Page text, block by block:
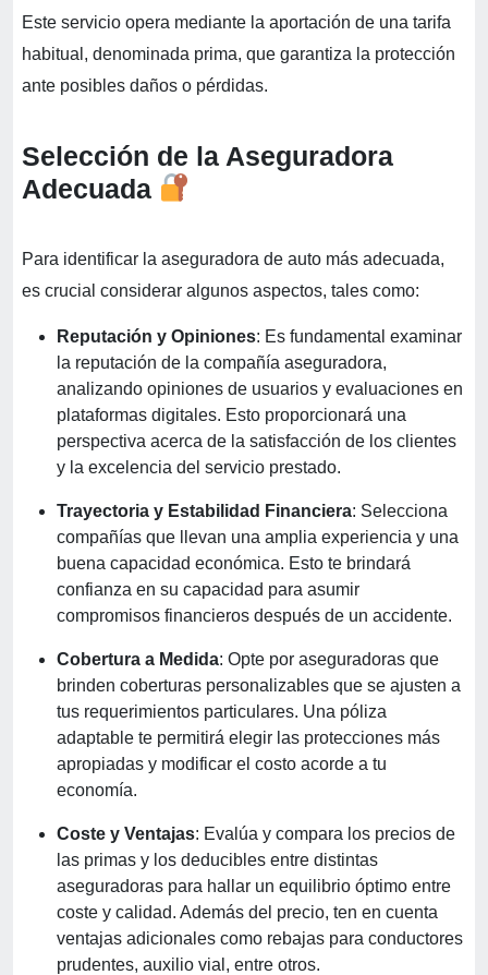
Este servicio opera mediante la aportación de una tarifa
habitual, denominada prima, que garantiza la protección
ante posibles daños o pérdidas.
Selección de la Aseguradora
Adecuada
Para identificar la aseguradora de auto más adecuada,
es crucial considerar algunos aspectos, tales como:
Reputación y Opiniones: Es fundamental examinar
la reputación de la compañía aseguradora,
analizando opiniones de usuarios y evaluaciones en
plataformas digitales. Esto proporcionará una
perspectiva acerca de la satisfacción de los clientes
y la excelencia del servicio prestado.
Trayectoria y Estabilidad Financiera: Selecciona
compañías que llevan una amplia experiencia y una
buena capacidad económica. Esto te brindará
confianza en su capacidad para asumir
compromisos financieros después de un accidente.
Cobertura a Medida: Opte por aseguradoras que
brinden coberturas personalizables que se ajusten a
tus requerimientos particulares. Una póliza
adaptable te permitirá elegir las protecciones más
apropiadas y modificar el costo acorde a tu
economía.
Coste y Ventajas: Evalúa y compara los precios de
las primas y los deducibles entre distintas
aseguradoras para hallar un equilibrio óptimo entre
coste y calidad. Además del precio, ten en cuenta
ventajas adicionales como rebajas para conductores
prudentes, auxilio vial, entre otros.